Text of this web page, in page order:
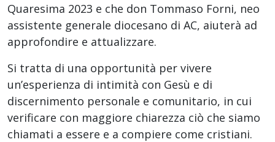
Quaresima 2023 e che don Tommaso Forni, neo
assistente generale diocesano di AC, aiuterà ad
approfondire e attualizzare.
Si tratta di una opportunità per vivere
un’esperienza di intimità con Gesù e di
discernimento personale e comunitario, in cui
verificare con maggiore chiarezza ciò che siamo
chiamati a essere e a compiere come cristiani.